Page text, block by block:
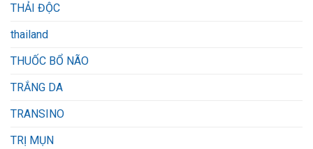
THẢI ĐỘC
thailand
THUỐC BỔ NÃO
TRẮNG DA
TRANSINO
TRỊ MỤN